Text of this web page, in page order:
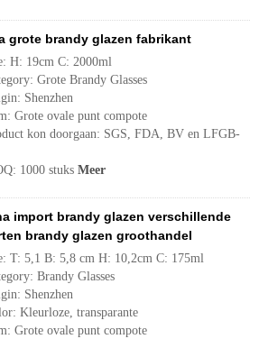
grote brandy glazen fabrikant
H: 19cm C: 2000ml
Grote Brandy Glasses
Shenzhen
Grote ovale punt compote
kon doorgaan: SGS, FDA, BV en LFGB-
1000 stuks Meer
import brandy glazen verschillende
brandy glazen groothandel
T: 5,1 B: 5,8 cm H: 10,2cm C: 175ml
Brandy Glasses
Shenzhen
Kleurloze, transparante
Grote ovale punt compote